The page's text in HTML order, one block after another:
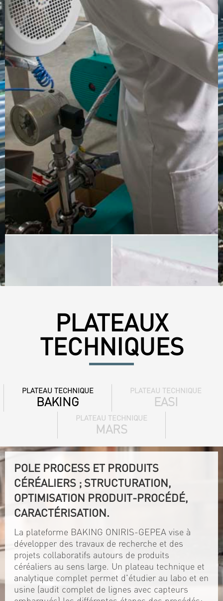
PLATEAUX
TECHNIQUES
PLATEAU TECHNIQUE
BAKING
PLATEAU TECHNIQUE
EASI
PLATEAU TECHNIQUE
MARS
POLE PROCESS ET PRODUITS
CÉRÉALIERS ; STRUCTURATION,
OPTIMISATION PRODUIT-PROCÉDÉ,
CARACTÉRISATION.
La plateforme BAKING ONIRIS-GEPEA vise à
développer des travaux de recherche et des
projets collaboratifs autours de produits
céréaliers au sens large. Un plateau technique et
analytique complet permet d'étudier au labo et en
usine (audit complet de lignes avec capteurs